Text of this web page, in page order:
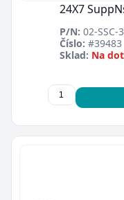
24X7
P/N: 02-SSC-
Číslo: #39483
Sklad: Na